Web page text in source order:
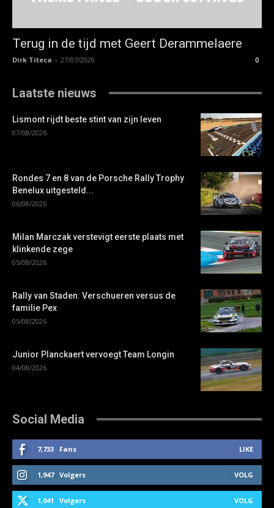
Terug in de tijd met Geert Derammelaere
Dirk Titeca - 27/07/2020 0
Laatste nieuws
Lismont rijdt beste stint van zijn leven
07/08/2026
Rondes 7 en 8 van de Porsche Rally Trophy
Benelux uitgesteld...
06/08/2026
Milan Marczak verstevigt eerste plaats met
klinkende zege
05/08/2026
Rally van Staden: Verschueren versus de
familie Pex
05/08/2026
Junior Planckaert vervoegt Team Longin
04/08/2026
Social Media
7,733 Fans LIKE
1,947 Volgers VOLG
1,041 Volgers VOLG